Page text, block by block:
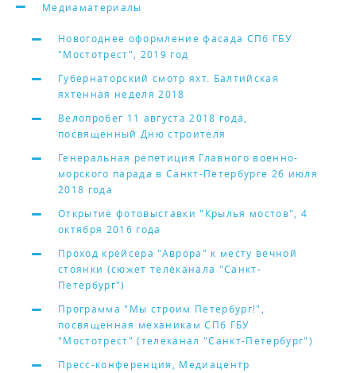
Медиаматериалы
Новогоднее оформление фасада СПб ГБУ
"Мостотрест", 2019 год
Губернаторский смотр яхт. Балтийская
яхтенная неделя 2018
Велопробег 11 августа 2018 года,
посвященный Дню строителя
Генеральная репетиция Главного военно-
морского парада в Санкт-Петербурге 26 июля
2018 года
Открытие фотовыставки "Крылья мостов", 4
октября 2016 года
Проход крейсера "Аврора" к месту вечной
стоянки (сюжет телеканала "Санкт-
Петербург")
Программа "Мы строим Петербург!",
посвященная механикам СПб ГБУ
"Мостотрест" (телеканал "Санкт-Петербург")
Пресс-конференция, Медиацентр